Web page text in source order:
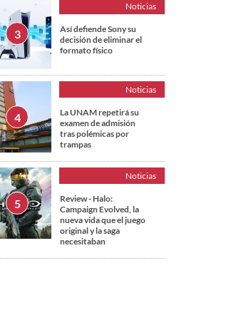
Noticias
Así defiende Sony su
decisión de eliminar el
formato físico
Noticias
La UNAM repetirá su
examen de admisión
tras polémicas por
trampas
Noticias
Review - Halo:
Campaign Evolved, la
nueva vida que el juego
original y la saga
necesitaban